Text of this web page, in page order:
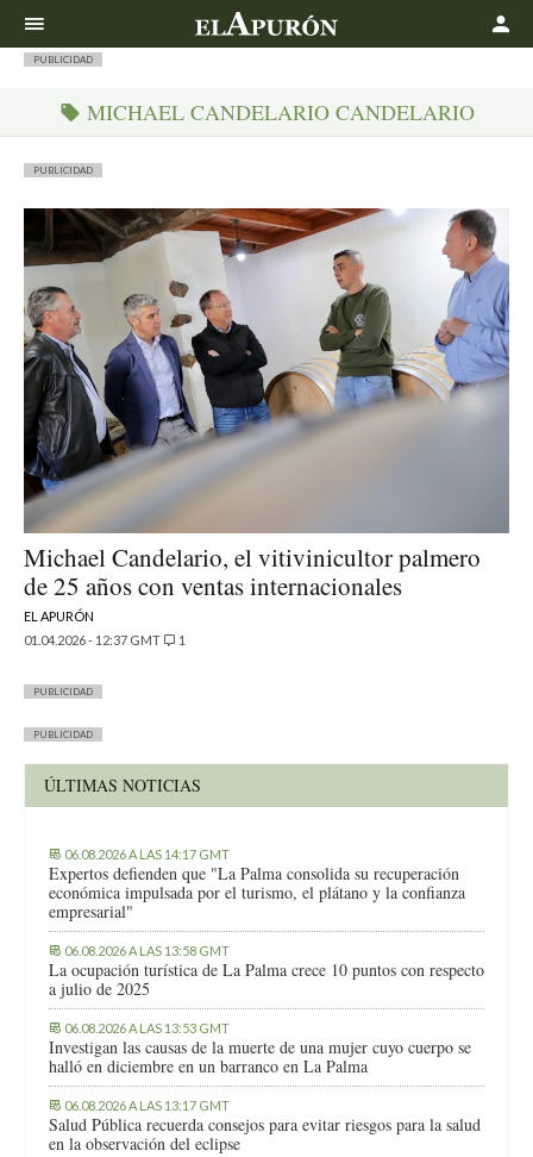
PUBLICIDAD
MICHAEL CANDELARIO CANDELARIO
PUBLICIDAD
Michael Candelario, el vitivinicultor palmero
de 25 años con ventas internacionales
EL APURÓN
01.04.2026 - 12:37 GMT
1
PUBLICIDAD
PUBLICIDAD
ÚLTIMAS NOTICIAS
06.08.2026 A LAS 14:17 GMT
Expertos defienden que "La Palma consolida su recuperación
económica impulsada por el turismo, el plátano y la confianza
empresarial"
06.08.2026 A LAS 13:58 GMT
La ocupación turística de La Palma crece 10 puntos con respecto
a julio de 2025
06.08.2026 A LAS 13:53 GMT
Investigan las causas de la muerte de una mujer cuyo cuerpo se
halló en diciembre en un barranco en La Palma
06.08.2026 A LAS 13:17 GMT
Salud Pública recuerda consejos para evitar riesgos para la salud
en la observación del eclipse